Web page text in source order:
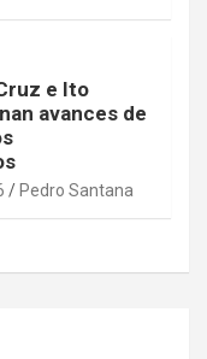
e Ito
avances de
Pedro Santana